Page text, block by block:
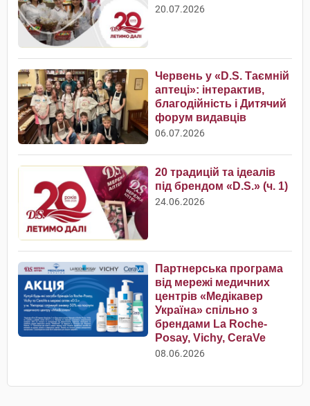
20.07.2026
Червень у «D.S. Таємній
аптеці»: інтерактив,
благодійність і Дитячий
форум видавців
06.07.2026
20 традицій та ідеалів
під брендом «D.S.» (ч. 1)
24.06.2026
Партнерська програма
від мережі медичних
центрів «Медікавер
Україна» спільно з
брендами La Roche-
Posay, Vichy, CeraVe
08.06.2026